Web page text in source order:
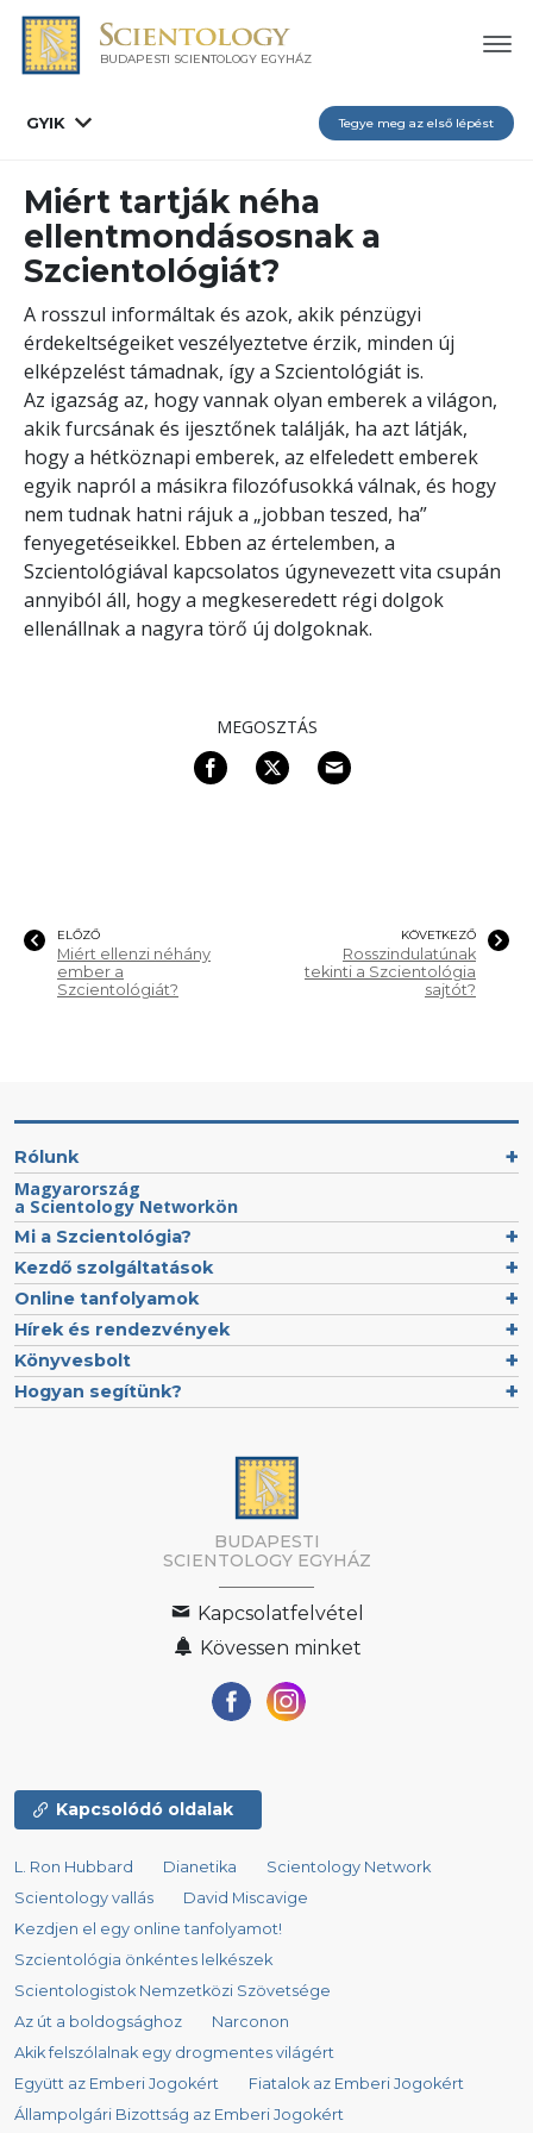
BUDAPESTI SCIENTOLOGY EGYHÁZ
GYIK Tegye meg az első lépést
Miért tartják néha
ellentmondásosnak a
Szcientológiát?
A rosszul informáltak és azok, akik pénzügyi
érdekeltségeiket veszélyeztetve érzik, minden új
elképzelést támadnak, így a Szcientológiát is.
Az igazság az, hogy vannak olyan emberek a világon,
akik furcsának és ijesztőnek találják, ha azt látják,
hogy a hétköznapi emberek, az elfeledett emberek
egyik napról a másikra filozófusokká válnak, és hogy
nem tudnak hatni rájuk a „jobban teszed, ha”
fenyegetéseikkel. Ebben az értelemben, a
Szcientológiával kapcsolatos úgynevezett vita csupán
annyiból áll, hogy a megkeseredett régi dolgok
ellenállnak a nagyra törő új dolgoknak.
MEGOSZTÁS
ELŐZŐ
Miért ellenzi néhány
ember a
Szcientológiát?
KÖVETKEZŐ
Rosszindulatúnak
tekinti a Szcientológia
sajtót?
Rólunk
Magyarország
a Scientology Networkön
Mi a Szcientológia?
Kezdő szolgáltatások
Online tanfolyamok
Hírek és rendezvények
Könyvesbolt
Hogyan segítünk?
BUDAPESTI
SCIENTOLOGY EGYHÁZ
Kapcsolatfelvétel
Kövessen minket
Kapcsolódó oldalak
L. Ron Hubbard Dianetika
Scientology Network
Scientology vallás
David Miscavige
Kezdjen el egy online tanfolyamot!
Szcientológia önkéntes lelkészek
Scientologistok Nemzetközi Szövetsége
Az út a boldogsághoz
Narconon
Akik felszólalnak egy drogmentes világért
Együtt az Emberi Jogokért
Fiatalok az Emberi Jogokért
Állampolgári Bizottság az Emberi Jogokért